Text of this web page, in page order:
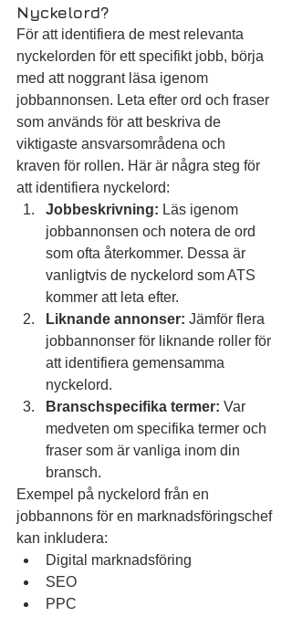
Nyckelord?
För att identifiera de mest relevanta
nyckelorden för ett specifikt jobb, börja
med att noggrant läsa igenom
jobbannonsen. Leta efter ord och fraser
som används för att beskriva de
viktigaste ansvarsområdena och
kraven för rollen. Här är några steg för
att identifiera nyckelord:
Jobbeskrivning: Läs igenom
jobbannonsen och notera de ord
som ofta återkommer. Dessa är
vanligtvis de nyckelord som ATS
kommer att leta efter.
Liknande annonser: Jämför flera
jobbannonser för liknande roller för
att identifiera gemensamma
nyckelord.
Branschspecifika termer: Var
medveten om specifika termer och
fraser som är vanliga inom din
bransch.
Exempel på nyckelord från en
jobbannons för en marknadsföringschef
kan inkludera:
Digital marknadsföring
SEO
PPC